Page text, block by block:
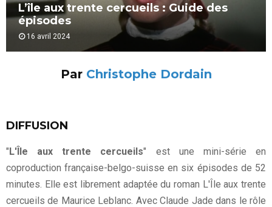
L’île aux trente cercueils : Guide des
épisodes
16 avril 2024
Par Christophe Dordain
DIFFUSION
"L'Île aux trente cercueils" est une mini-série en
coproduction française-belgo-suisse en six épisodes de 52
minutes. Elle est librement adaptée du roman L'Île aux trente
cercueils de Maurice Leblanc. Avec Claude Jade dans le rôle